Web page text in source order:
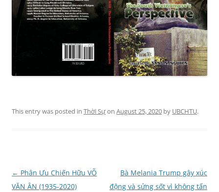
This entry was posted in Thời Sựon August 25, 2020 by UBCHTU.
Post
navigation
← Phân Ưu Chiến Hữu VÕ
VĂN ÂN (1935-2020)
Bà Melania Trump gây xúc
động và sửng sốt vì không tấn